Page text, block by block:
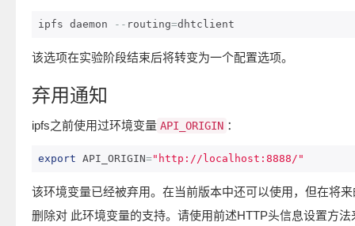
ipfs daemon -- routing=dhtclient
该选项在实验阶段结束后将转变为一个配置选项。
弃用通知
ipfs之前使用过环境变量 API_ORIGIN ：
export API_ORIGIN="http://localhost:8888/"
该环境变量已经被弃用。在当前版本中还可以使用，但在将
删除对 此环境变量的支持。请使用前述HTTP头信息设置方法